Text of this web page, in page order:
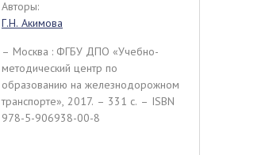
Авторы:
Г.Н. Акимова
– Москва : ФГБУ ДПО «Учебно-
методический центр по
образованию на железнодорожном
транспорте», 2017. – 331 c. – ISBN
978-5-906938-00-8